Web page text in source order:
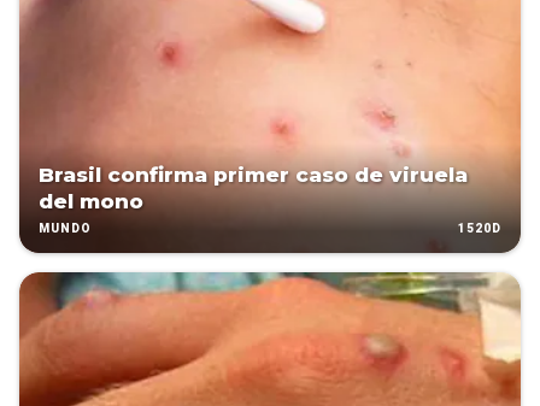
Brasil confirma primer caso de viruela
del mono
MUNDO 1520D